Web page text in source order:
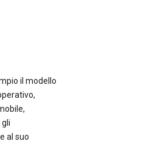
il modello
al suo